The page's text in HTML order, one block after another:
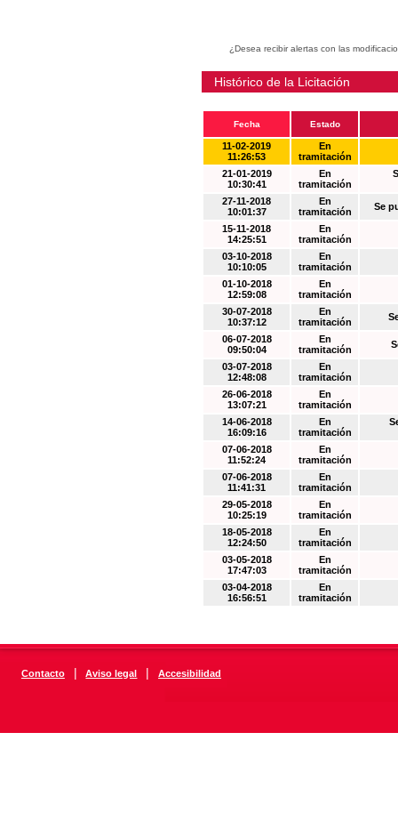
¿Desea recibir alertas con las
Histórico de la Licitación
Fecha Estado
11-02-2019
11:26:53
En
tramitación
21-01-2019
10:30:41
En
tramitación
27-11-2018
10:01:37
En
tramitación
Se
15-11-2018
14:25:51
En
tramitación
03-10-2018
10:10:05
En
tramitación
01-10-2018
12:59:08
En
tramitación
30-07-2018
10:37:12
En
tramitación
06-07-2018
09:50:04
En
tramitación
03-07-2018
12:48:08
En
tramitación
26-06-2018
13:07:21
En
tramitación
14-06-2018
16:09:16
En
tramitación
07-06-2018
11:52:24
En
tramitación
07-06-2018
11:41:31
En
tramitación
29-05-2018
10:25:19
En
tramitación
18-05-2018
12:24:50
En
tramitación
03-05-2018
17:47:03
En
tramitación
03-04-2018
16:56:51
En
tramitación
Contacto | Aviso legal | Accesibilidad